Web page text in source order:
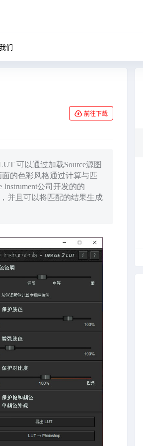
们
前往下载
可以通过加载Source源图
的色彩风格通过计算与匹
公司开发的的
并且可以将匹配的结果生成